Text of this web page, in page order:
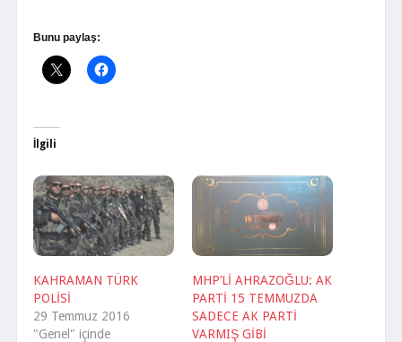
Bunu paylaş:
İlgili
KAHRAMAN TÜRK
POLİSİ
29 Temmuz 2016
"Genel" içinde
MHP’Lİ AHRAZOĞLU: AK
PARTİ 15 TEMMUZDA
SADECE AK PARTİ
VARMIŞ GİBİ